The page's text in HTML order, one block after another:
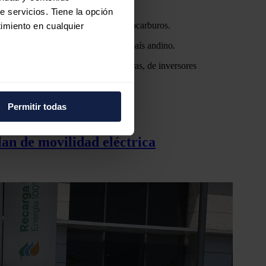
servicios. Tiene la opción
en cualquier
les haya proporcionado o
Permitir todas
resaltó el Ministerio de Hidrocarburos.
de la eléctrica española del país andino.
cementeras y mineras, entre otras, de inversores
de movilidad eléctrica